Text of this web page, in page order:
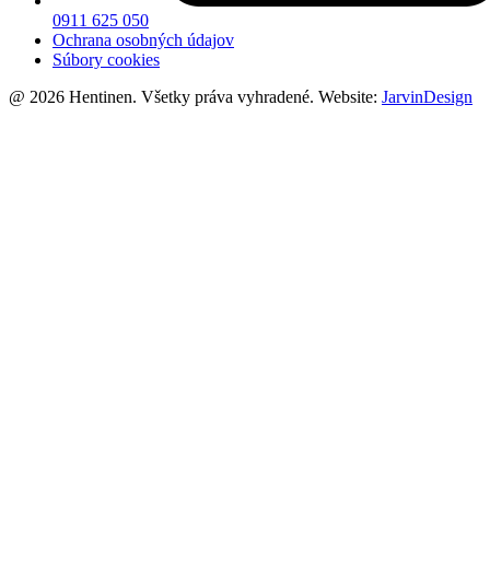
0911 625 050
Ochrana osobných údajov
Súbory cookies
@ 2026 Hentinen. Všetky práva vyhradené. Website: JarvinDesign